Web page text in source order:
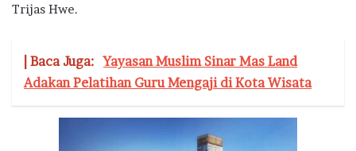
Trijas Hwe.
| Baca Juga: Yayasan Muslim Sinar Mas Land
Adakan Pelatihan Guru Mengaji di Kota Wisata